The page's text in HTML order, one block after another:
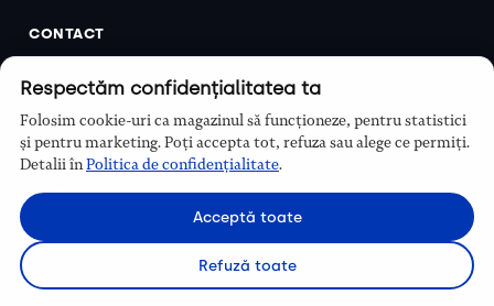
CONTACT
Sector 6, București, România
Program
Luni–Vineri, 9:00 – 16:00
Respectăm confidențialitatea ta
Folosim cookie-uri ca magazinul să funcționeze, pentru statistici
și pentru marketing. Poți accepta tot, refuza sau alege ce permiți.
Detalii înPolitica de confidențialitate.
Acceptă toate
Refuză toate